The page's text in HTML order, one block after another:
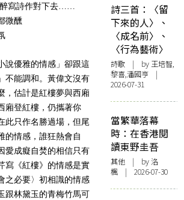
寫詩作對下去……
微醺
說優雅的情感」卻跟這
不能調和。黃偉文沒有
，估計是紅樓夢與西廂
廂登紅樓，仍攜著你
此只作名勝過場，但尾
的情感，誰狂熱會自
愛成癡自焚的相信只有
寫《紅樓》的情感是實
之必要〉初相識的情感
跟林黛玉的青梅竹馬可
詩三首：〈留
下來的人〉、
〈成名前〉、
〈行為藝術〉
詩歌 | by 王培智,
黎喜,潘國亨 |
2026-07-31
當繁華落幕
時：在香港閱
讀東野圭吾
其他 | by洛
楓 | 2026-07-30